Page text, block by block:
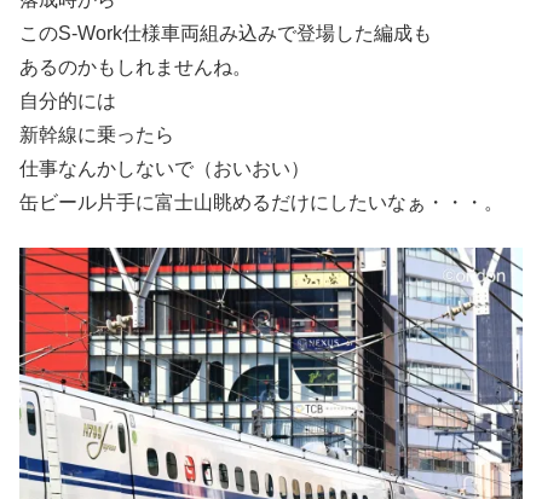
このS-Work仕様車両組み込みで登場した編成も
あるのかもしれませんね。
自分的には
新幹線に乗ったら
仕事なんかしないで（おいおい）
缶ビール片手に富士山眺めるだけにしたいなぁ・・・。